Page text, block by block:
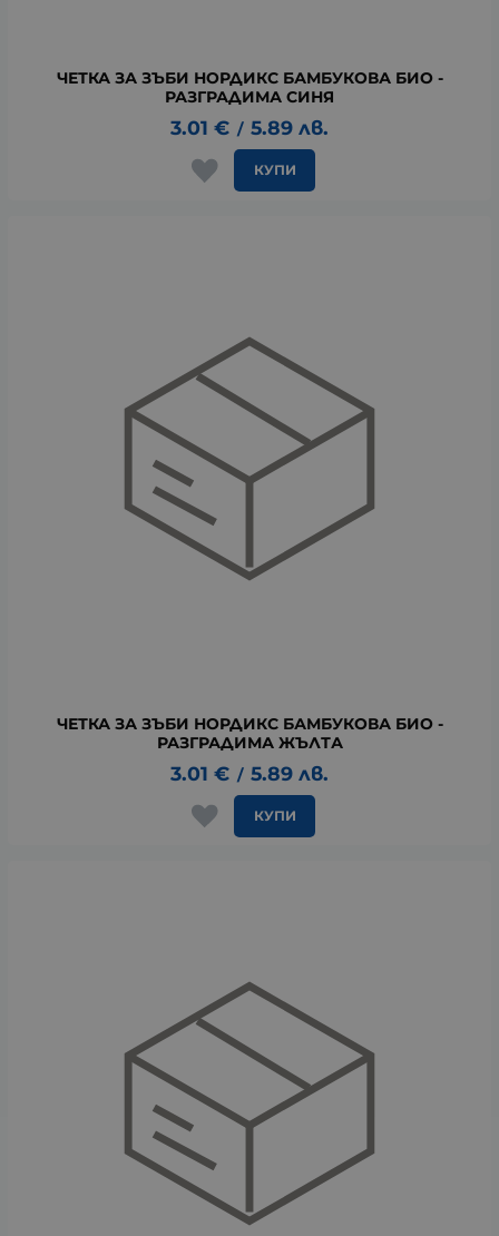
ЧЕТКА ЗА ЗЪБИ НОРДИКС БАМБУКОВА БИО -
РАЗГРАДИМА СИНЯ
3.01 € / 5.89 лв.
КУПИ
ЧЕТКА ЗА ЗЪБИ НОРДИКС БАМБУКОВА БИО -
РАЗГРАДИМА ЖЪЛТА
3.01 € / 5.89 лв.
КУПИ